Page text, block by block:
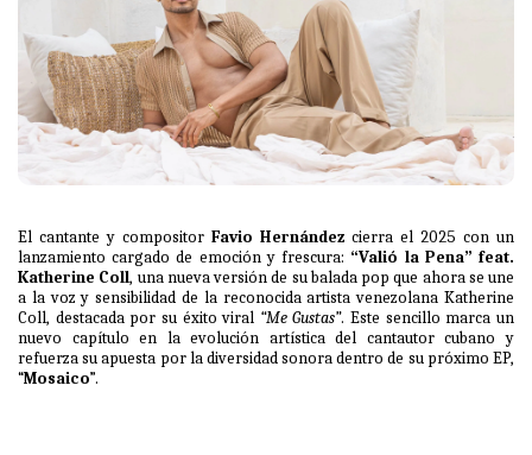
El cantante y compositor Favio Hernández cierra el 2025 con un
lanzamiento cargado de emoción y frescura: “Valió la Pena” feat.
Katherine Coll, una nueva versión de su balada pop que ahora se une
a la voz y sensibilidad de la reconocida artista venezolana Katherine
Coll, destacada por su éxito viral “Me Gustas”. Este sencillo marca un
nuevo capítulo en la evolución artística del cantautor cubano y
refuerza su apuesta por la diversidad sonora dentro de su próximo EP,
“Mosaico”.